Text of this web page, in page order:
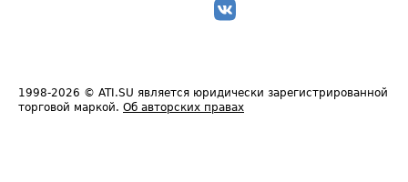
1998-2026 © ATI.SU является юридически зарегистрированной
торговой маркой. Об авторских правах